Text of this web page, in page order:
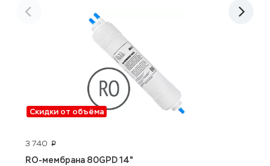
Скидки от объёма
3 740 p
RO-мембрана 80GPD 14"